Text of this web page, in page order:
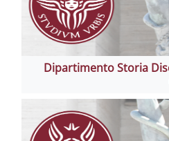
Dipartimento Storia